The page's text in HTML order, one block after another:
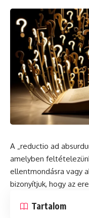
A „reductio ad
amelyben
ellentmondásra vagy
bizonyítjuk, hogy az
Tartalom